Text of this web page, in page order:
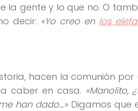
la gente y lo que no. O
decir: «Yo creo en los
hacen la comunión por
caber en casa. «Manolito,
han dado…»Digamos que